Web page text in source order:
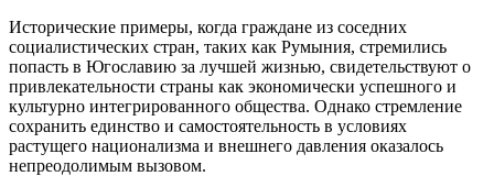
Исторические примеры, когда граждане из соседних
социалистических стран, таких как Румыния, стремились
попасть в Югославию за лучшей жизнью, свидетельствуют о
привлекательности страны как экономически успешного и
культурно интегрированного общества. Однако стремление
сохранить единство и самостоятельность в условиях
растущего национализма и внешнего давления оказалось
непреодолимым вызовом.